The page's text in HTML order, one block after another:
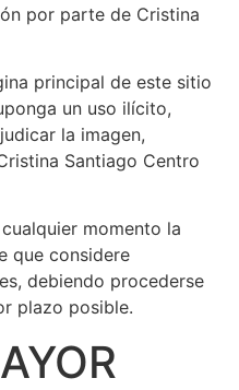
por parte de Cristina
principal de este sitio
un uso ilícito,
la imagen,
Santiago Centro
momento la
que considere
debiendo procederse
plazo posible.